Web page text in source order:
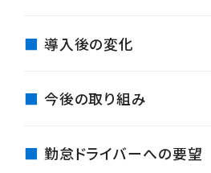
導入後の変化
今後の取り組み
勤怠ドライバーへの要望